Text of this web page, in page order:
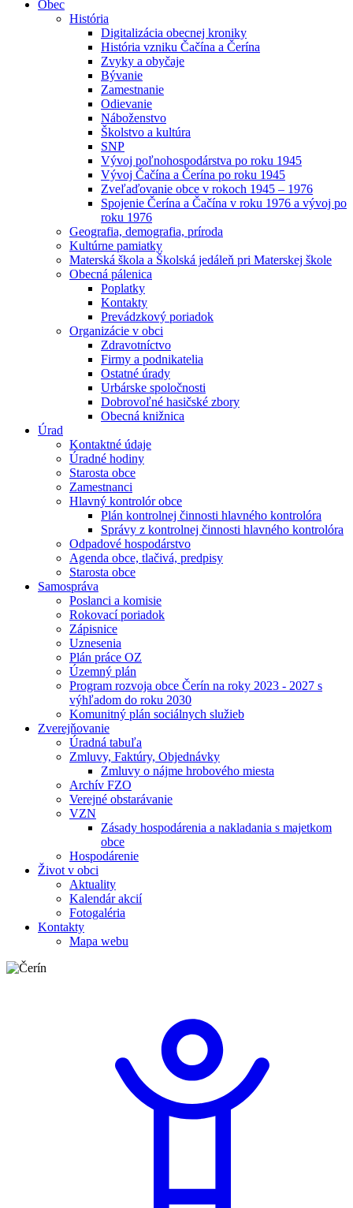
Obec
História
Digitalizácia obecnej kroniky
História vzniku Čačína a Čerína
Zvyky a obyčaje
Bývanie
Zamestnanie
Odievanie
Náboženstvo
Školstvo a kultúra
SNP
Vývoj poľnohospodárstva po roku 1945
Vývoj Čačína a Čerína po roku 1945
Zveľaďovanie obce v rokoch 1945 – 1976
Spojenie Čerína a Čačína v roku 1976 a vývoj po
roku 1976
Geografia, demografia, príroda
Kultúrne pamiatky
Materská škola a Školská jedáleň pri Materskej škole
Obecná pálenica
Poplatky
Kontakty
Prevádzkový poriadok
Organizácie v obci
Zdravotníctvo
Firmy a podnikatelia
Ostatné úrady
Urbárske spoločnosti
Dobrovoľné hasičské zbory
Obecná knižnica
Úrad
Kontaktné údaje
Úradné hodiny
Starosta obce
Zamestnanci
Hlavný kontrolór obce
Plán kontrolnej činnosti hlavného kontrolóra
Správy z kontrolnej činnosti hlavného kontrolóra
Odpadové hospodárstvo
Agenda obce, tlačivá, predpisy
Starosta obce
Samospráva
Poslanci a komisie
Rokovací poriadok
Zápisnice
Uznesenia
Plán práce OZ
Územný plán
Program rozvoja obce Čerín na roky 2023 - 2027 s
výhľadom do roku 2030
Komunitný plán sociálnych služieb
Zverejňovanie
Úradná tabuľa
Zmluvy, Faktúry, Objednávky
Zmluvy o nájme hrobového miesta
Archív FZO
Verejné obstarávanie
VZN
Zásady hospodárenia a nakladania s majetkom
obce
Hospodárenie
Život v obci
Aktuality
Kalendár akcií
Fotogaléria
Kontakty
Mapa webu